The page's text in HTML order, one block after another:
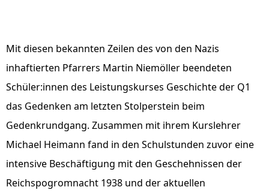
Mit diesen bekannten Zeilen des von den Nazis
inhaftierten Pfarrers Martin Niemöller beendeten
Schüler:innen des Leistungskurses Geschichte der Q1
das Gedenken am letzten Stolperstein beim
Gedenkrundgang. Zusammen mit ihrem Kurslehrer
Michael Heimann fand in den Schulstunden zuvor eine
intensive Beschäftigung mit den Geschehnissen der
Reichspogromnacht 1938 und der aktuellen